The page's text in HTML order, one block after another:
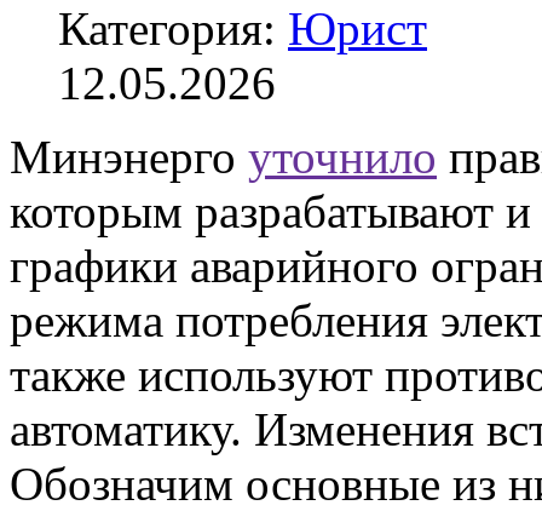
Категория: Юрист
12.05.2026
Минэнерго уточнило
которым разрабатывают
графики аварийного
режима потребления
также используют
автоматику. Изменения
Обозначим основные из